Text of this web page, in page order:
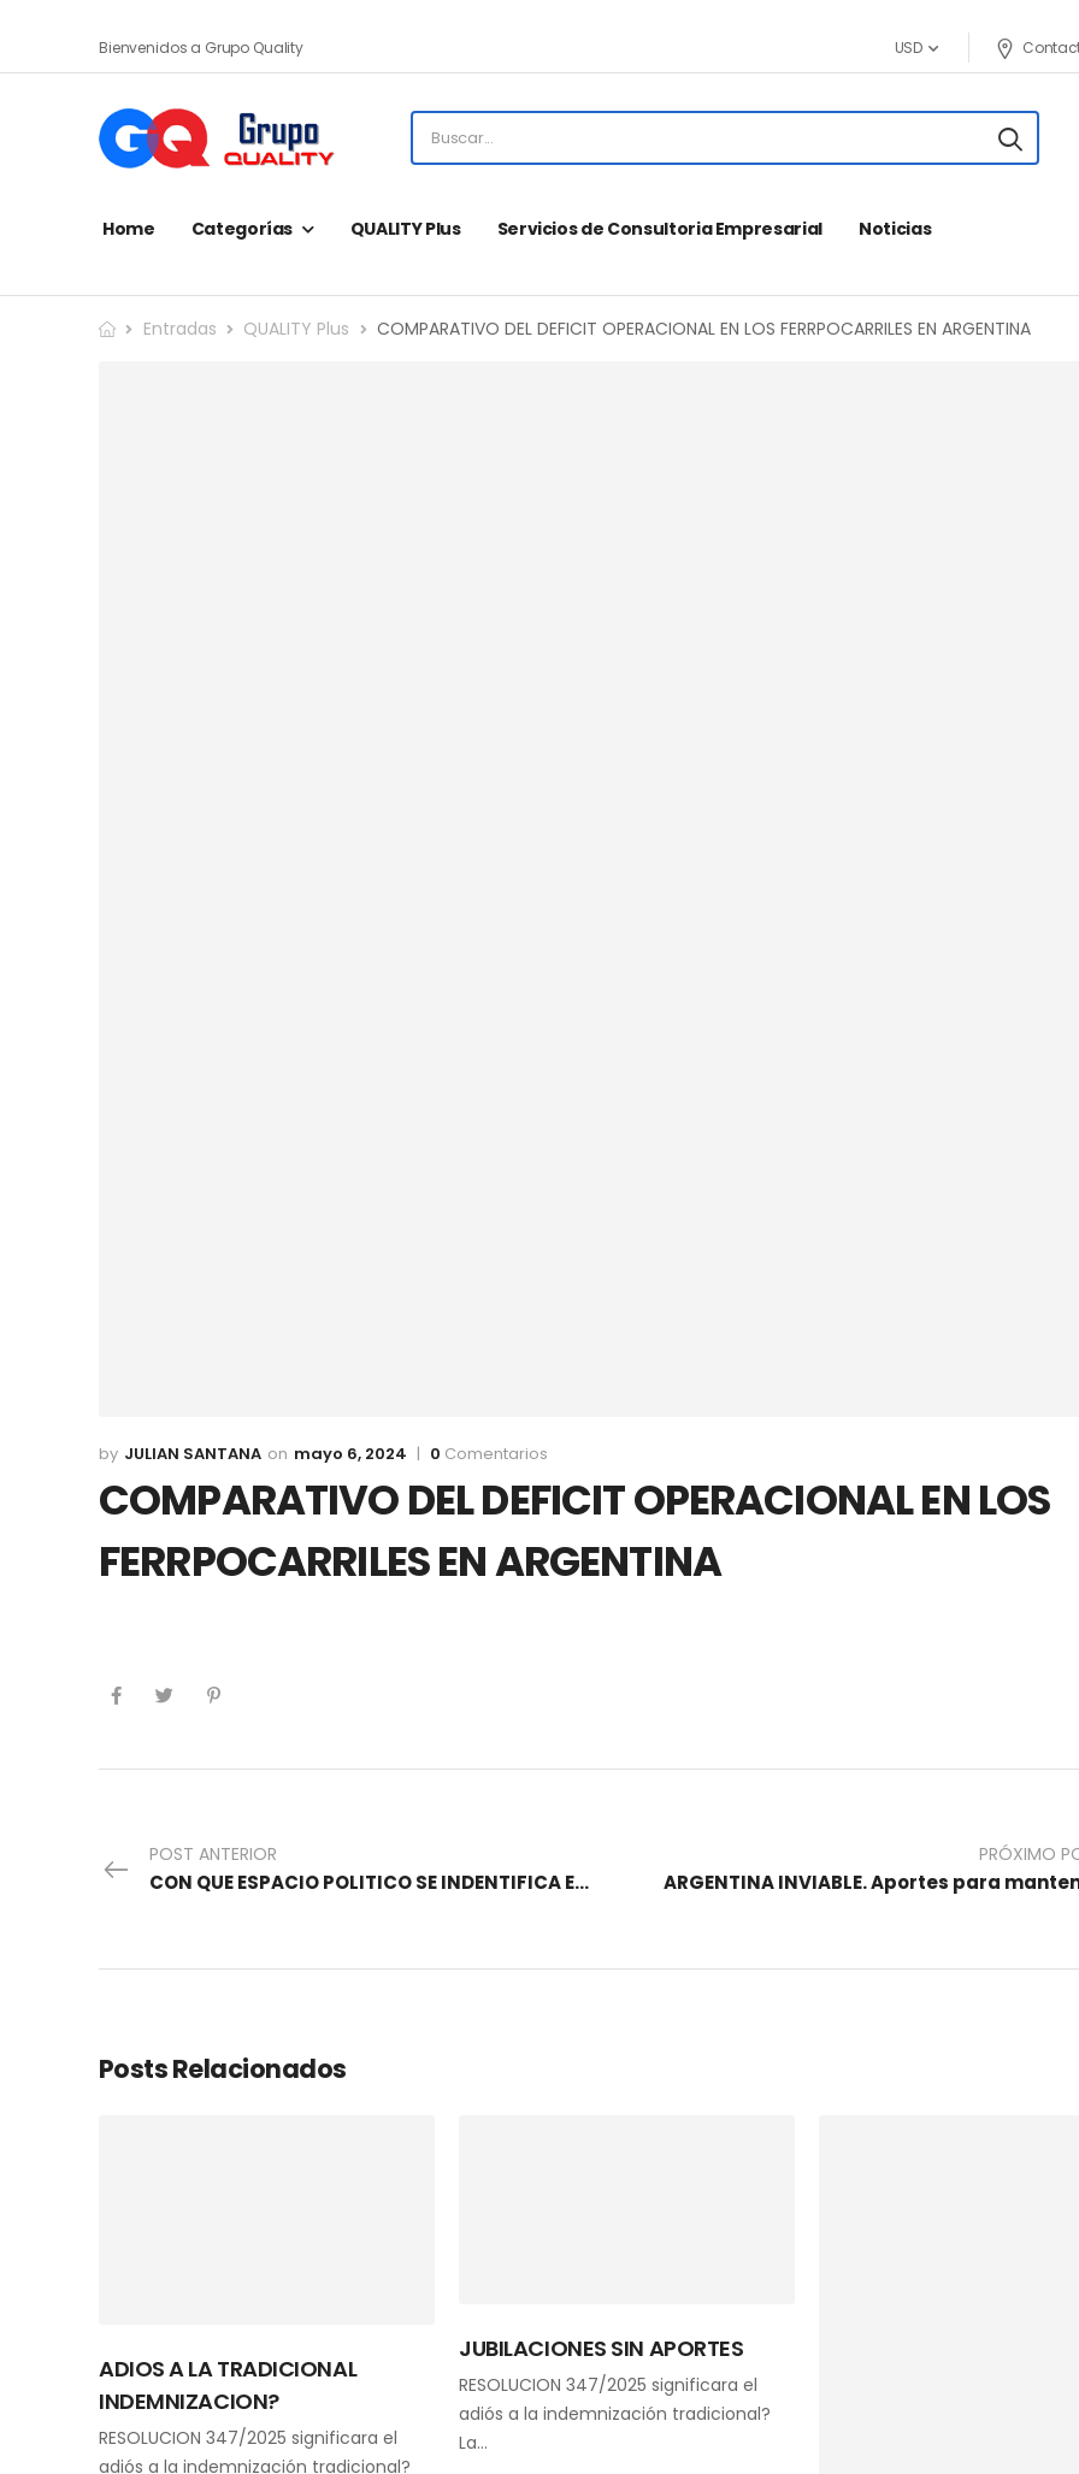
Bienvenidos a Grupo Quality USD
Home Categorías QUALITY Plus Servicios de Consultoria Empresarial Noticias
Entradas QUALITY Plus COMPARATIVO DEL DEFICIT OPERACIONAL EN LOS FERRPOCARRILES EN ARGENTINA
JULIAN SANTANA mayo 6, 2024 0 Comentarios
COMPARATIVO DEL DEFICIT OPERACIONAL EN LOS
FERRPOCARRILES EN ARGENTINA
POST ANTERIOR
CON QUE ESPACIO POLITICO SE INDENTIFICA EL ENTRERRIANO?
PRÓXIMO
Posts Relacionados
ADIOS A LA TRADICIONAL
INDEMNIZACION?
RESOLUCION 347/2025 significara el
adiós a la indemnización tradicional?
JUBILACIONES SIN APORTES
RESOLUCION 347/2025 significara el
adiós a la indemnización tradicional?
La…